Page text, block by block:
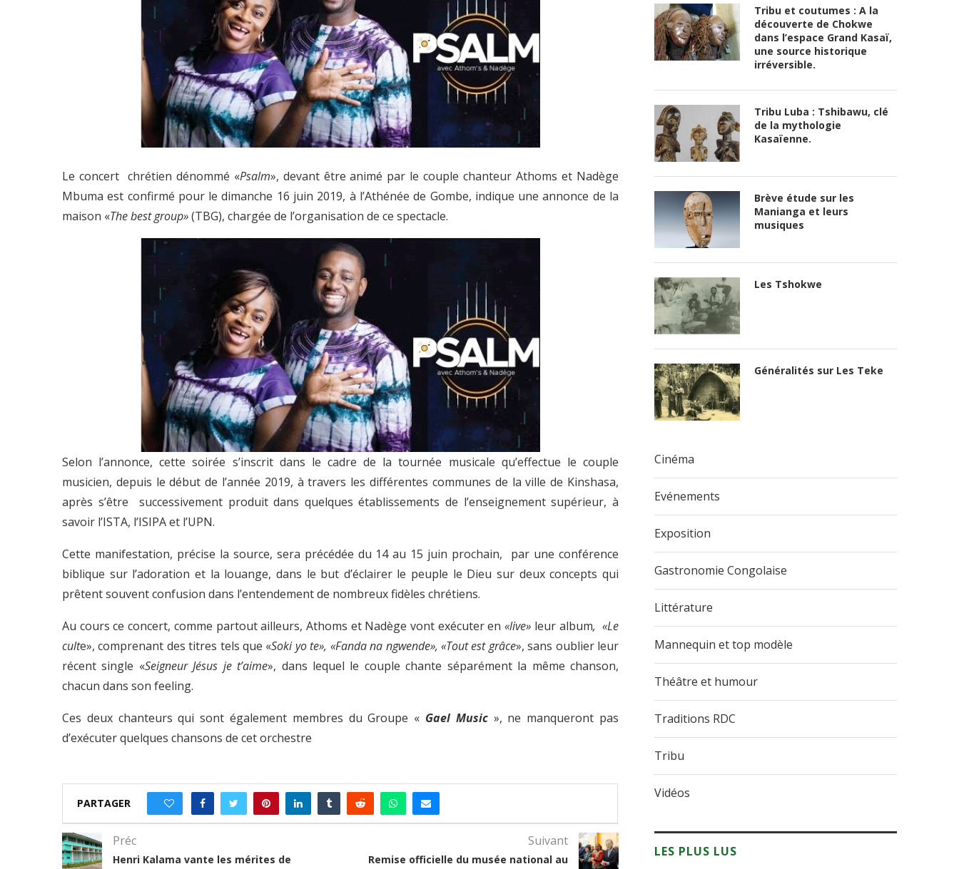
Le concert chrétien dénommé «Psalm», devant être animé par le couple chanteur Athoms et Nadège
Mbuma est confirmé pour le dimanche 16 juin 2019, à l’Athénée de Gombe, indique une annonce de la
maison «The best group»(TBG), chargée de l’organisation de ce spectacle.
Selon l’annonce, cette soirée s’inscrit dans le cadre de la tournée musicale qu’effectue le couple
musicien, depuis le début de l’année 2019, à travers les différentes communes de la ville de Kinshasa,
après s’être successivement produit dans quelques établissements de l’enseignement supérieur, à
savoir l’ISTA, l’ISIPA et l’UPN.
Cette manifestation, précise la source, sera précédée du 14 au 15 juin prochain, par une conférence
biblique sur l’adoration et la louange, dans le but d’éclairer le peuple le Dieu sur deux concepts qui
prêtent souvent confusion dans l’entendement de nombreux fidèles chrétiens.
Au cours ce concert, comme partout ailleurs, Athoms et Nadège vont exécuter en«live» leur album, «Le
culte», comprenant des titres tels que «Soki yo te», «Fanda na ngwende», «Tout est grâce», sans oublier leur
récent single «Seigneur Jésus je t’aime», dans lequel le couple chante séparément la même chanson,
chacun dans son feeling.
Ces deux chanteurs qui sont également membres du Groupe « Gael Music», ne manqueront pas
d’exécuter quelques chansons de cet orchestre
PARTAGER
Préc
Henri Kalama vante les mérites de
Suivant
Remise officielle du musée national au
Tribu et coutumes : A la
découverte de Chokwe
dans l’espace Grand Kasaï,
une source historique
irréversible.
Tribu Luba : Tshibawu, clé
de la mythologie
Kasaïenne.
Brève étude sur les
Manianga et leurs
musiques
Les Tshokwe
Généralités sur Les Teke
Cinéma
Evénements
Exposition
Gastronomie Congolaise
Littérature
Mannequin et top modèle
Théâtre et humour
Traditions RDC
Tribu
Vidéos
LES PLUS LUS